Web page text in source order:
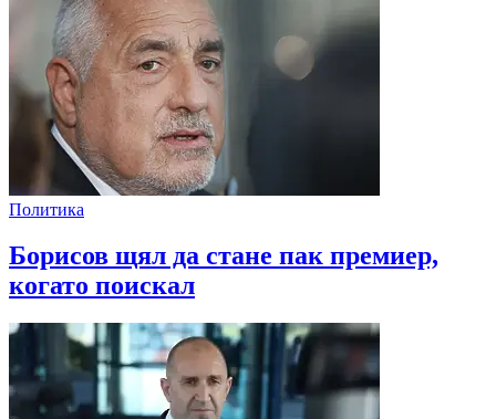
Политика
Борисов щял да стане пак премиер,
когато поискал